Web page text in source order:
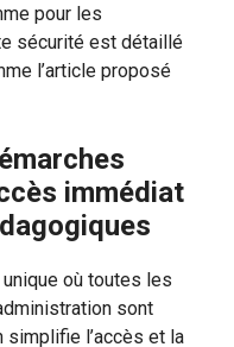
pour les
sécurité est détaillé
l’article proposé
immédiat
où toutes les
sont
l’accès et la